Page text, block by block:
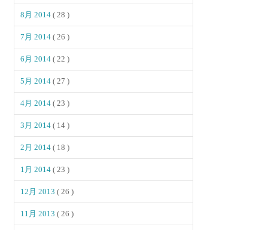
8月 2014( 28 )
7月 2014( 26 )
6月 2014( 22 )
5月 2014( 27 )
4月 2014( 23 )
3月 2014( 14 )
2月 2014( 18 )
1月 2014( 23 )
12月 2013( 26 )
11月 2013( 26 )